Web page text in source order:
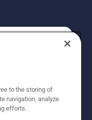
to the storing of
navigation, analyze
efforts.